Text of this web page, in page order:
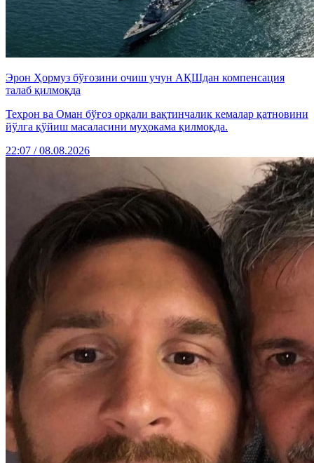
Эрон Ҳормуз бўғозини очиш учун АҚШдан компенсация
талаб қилмоқда
Теҳрон ва Оман бўғоз орқали вақтинчалик кемалар қатновини
йўлга қўйиш масаласини муҳокама қилмоқда.
22:07 / 08.08.2026